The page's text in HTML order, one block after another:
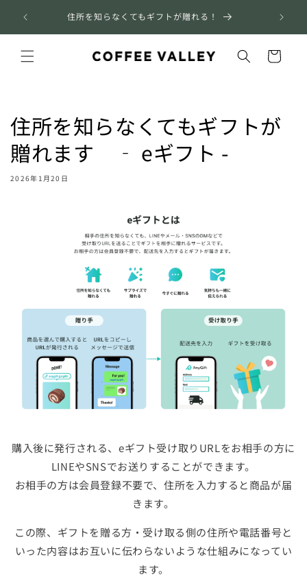
ンツに
8/31 住所を知らなくてもギフトが贈れる！
カ
ー
住所を知らなくてもギフトが
贈れます ‐ eギフト -
2026年1月20日
購入後に発行される、eギフト受け取りURLをお相手の方に
LINEやSNSでお送りすることができます。
お相手の方は会員登録不要で、住所を入力すると商品が届
きます。
この際、ギフトを贈る方・受け取る側の住所や電話番号と
いった内容はお互いに伝わらないような仕組みになってい
ます。